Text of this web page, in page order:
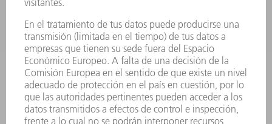
HERRAMIENTAS PORTÁTILES
FÁBRICA INTELIGENTE
SOFTWARE
SERVICIOS
APLICACIONES
SECTORES
EMPRESA
CARRERA PROFESIONAL
OFERTAS DE TRABAJO